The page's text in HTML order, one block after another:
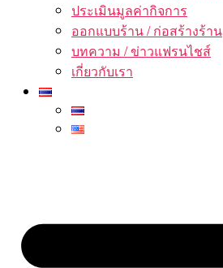
ประเมินมูลค่ากิจการ
ออกแบบร้าน / ก่อสร้างร้าน
บทความ / ข่าวแฟรนไชส์
เกี่ยวกับเรา